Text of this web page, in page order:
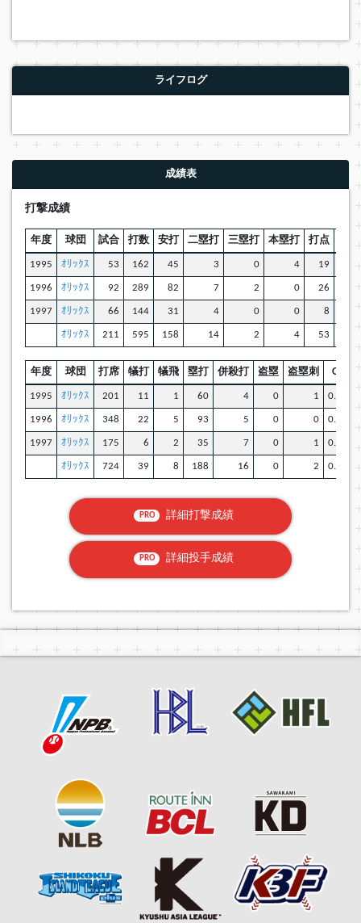
ライフログ
成績表
打撃成績
年度 球団 試合 打数 安打 二塁打 三塁打 本塁打 打点 三振
1995 ｵﾘｯｸｽ 53 162 45 3 0 4 19 14
1996 ｵﾘｯｸｽ 92 289 82 7 2 0 26 38
1997 ｵﾘｯｸｽ 66 144 31 4 0 0 8 18
ｵﾘｯｸｽ 211 595 158 14 2 4 53
年度 球団 打席 犠打 犠飛 塁打 併殺打 盗塁 盗塁刺 OPS
1995 ｵﾘｯｸｽ 201 11 1 60 4 0 1 0.749
1996 ｵﾘｯｸｽ 348 22 5 93 5 0 0 0.671
1997 ｵﾘｯｸｽ 175 6 2 35 7 0 1 0.563
ｵﾘｯｸｽ 724 39 8 188 16 0 2 0.666
PRO 詳細打撃成績
PRO 詳細投手成績